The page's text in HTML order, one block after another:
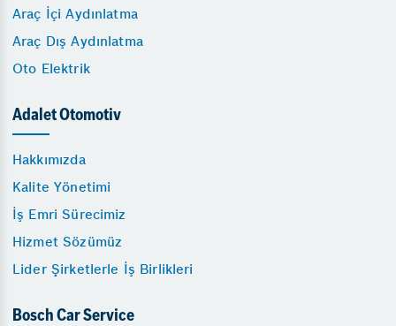
Araç İçi Aydınlatma
Araç Dış Aydınlatma
Oto Elektrik
Adalet Otomotiv
Hakkımızda
Kalite Yönetimi
İş Emri Sürecimiz
Hizmet Sözümüz
Lider Şirketlerle İş Birlikleri
Bosch Car Service